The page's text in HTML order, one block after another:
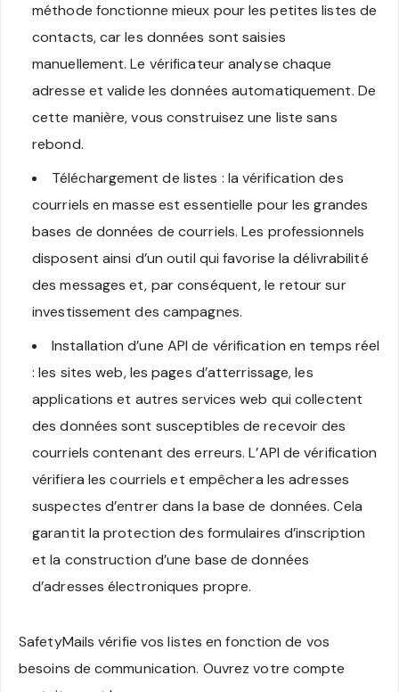
méthode fonctionne mieux pour les petites listes de
contacts, car les données sont saisies
manuellement. Le vérificateur analyse chaque
adresse et valide les données automatiquement. De
cette manière, vous construisez une liste sans
rebond.
Téléchargement de listes : la vérification des
courriels en masse est essentielle pour les grandes
bases de données de courriels. Les professionnels
disposent ainsi d’un outil qui favorise la délivrabilité
des messages et, par conséquent, le retour sur
investissement des campagnes.
Installation d’une API de vérification en temps réel
: les sites web, les pages d’atterrissage, les
applications et autres services web qui collectent
des données sont susceptibles de recevoir des
courriels contenant des erreurs. L’API de vérification
vérifiera les courriels et empêchera les adresses
suspectes d’entrer dans la base de données. Cela
garantit la protection des formulaires d’inscription
et la construction d’une base de données
d’adresses électroniques propre.
SafetyMails vérifie vos listes en fonction de vos
besoins de communication. Ouvrez votre compte